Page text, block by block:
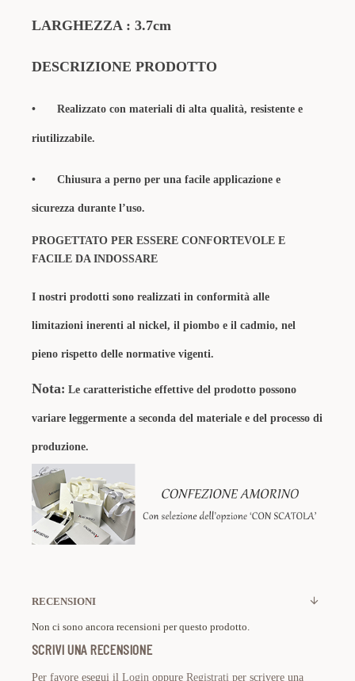
LARGHEZZA : 3.7cm
DESCRIZIONE PRODOTTO
• Realizzato con materiali di alta qualità, resistente e
riutilizzabile.
• Chiusura a perno per una facile applicazione e
sicurezza durante l’uso.
PROGETTATO PER ESSERE CONFORTEVOLE E
FACILE DA INDOSSARE
I nostri prodotti sono realizzati in conformità alle
limitazioni inerenti al nickel, il piombo e il cadmio, nel
pieno rispetto delle normative vigenti.
Nota: Le caratteristiche effettive del prodotto possono
variare leggermente a seconda del materiale e del processo di
produzione.
RECENSIONI
Non ci sono ancora recensioni per questo prodotto.
SCRIVI UNA RECENSIONE
Per favore esegui il Login oppure Registrati per scrivere una